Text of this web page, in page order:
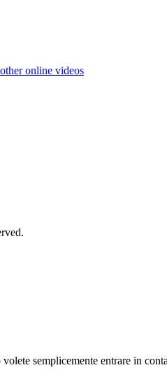
online videos
semplicemente entrare in